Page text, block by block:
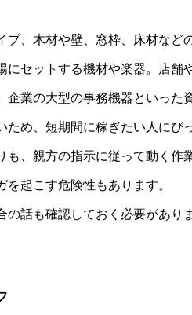
、木材や壁、窓枠、床材など
セットする機材や楽器。店舗
業の大型の事務機器といった
め、短期間に稼ぎたい人にぴ
、親方の指示に従って動く作
起こす危険性もあります。
話も確認しておく必要があり